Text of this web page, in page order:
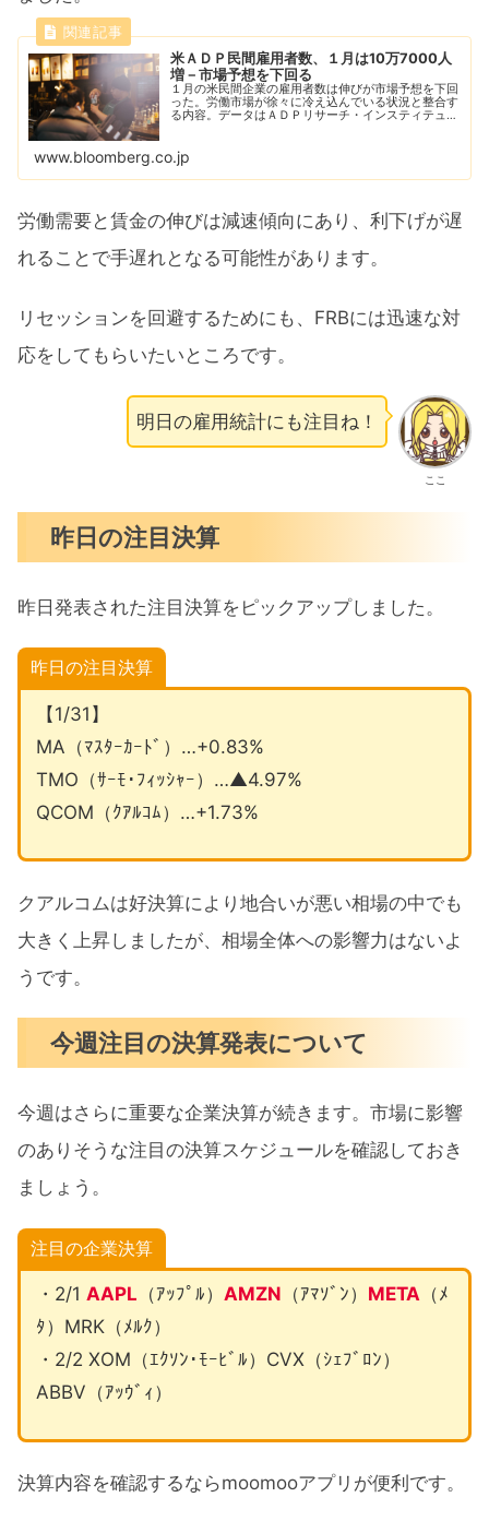
米ＡＤＰ民間雇用者数、１月は10万7000人
増－市場予想を下回る
１月の米民間企業の雇用者数は伸びが市場予想を下回
った。労働市場が徐々に冷え込んでいる状況と整合す
る内容。データはＡＤＰリサーチ・インスティテュー
www.bloomberg.co.jp
労働需要と賃金の伸びは減速傾向にあり、利下げが遅
れることで手遅れとなる可能性があります。
リセッションを回避するためにも、FRBには迅速な対
応をしてもらいたいところです。
ここ
明日の雇用統計にも注目ね！
昨日の注目決算
昨日発表された注目決算をピックアップしました。
昨日の注目決算
【1/31】
MA（ﾏｽﾀｰｶｰﾄﾞ）…+0.83%
TMO（ｻｰﾓ･ﾌｨｯｼｬｰ）…▲4.97%
QCOM（ｸｱﾙｺﾑ）…+1.73%
クアルコムは好決算により地合いが悪い相場の中でも
大きく上昇しましたが、相場全体への影響力はないよ
うです。
今週注目の決算発表について
今週はさらに重要な企業決算が続きます。市場に影響
のありそうな注目の決算スケジュールを確認しておき
ましょう。
注目の企業決算
・2/1 AAPL （ｱｯﾌﾟﾙ） AMZN （ｱﾏｿﾞﾝ） META（ﾒ
ﾀ）MRK（ﾒﾙｸ）
・2/2 XOM（ｴｸｿﾝ･ﾓｰﾋﾞﾙ）CVX（ｼｪﾌﾞﾛﾝ）
ABBV（ｱｯｳﾞｨ）
決算内容を確認するならmoomooアプリが便利です。